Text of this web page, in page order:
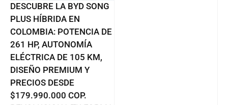
DESCUBRE LA BYD SONG
PLUS HÍBRIDA EN
COLOMBIA: POTENCIA DE
261 HP, AUTONOMÍA
ELÉCTRICA DE 105 KM,
DISEÑO PREMIUM Y
PRECIOS DESDE
$179.990.000 COP.